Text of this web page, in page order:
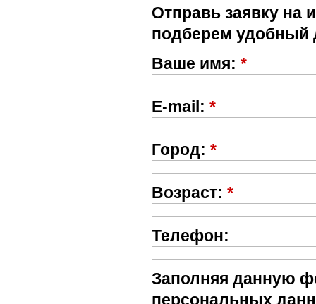
Отправь заявку на
подберем удобный
Ваше имя: *
E-mail: *
Город: *
Возраст: *
Телефон:
Заполняя данную
персональных